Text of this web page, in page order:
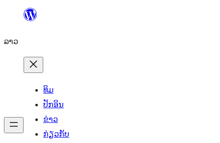
ທີ່
ເນື້ອຫາ
ລາວ
ທິມ
ປັກອິນ
ຂ່າວ
ກ່ຽວກັບ